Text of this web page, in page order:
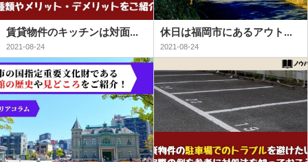
賃貸物件のキッチンは対面...
2021-08-24
休日は福岡市にあるアウト...
2021-08-24